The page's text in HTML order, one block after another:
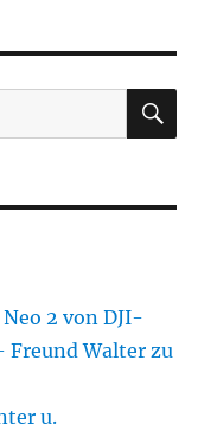
2 von DJI-
Freund Walter zu
u.